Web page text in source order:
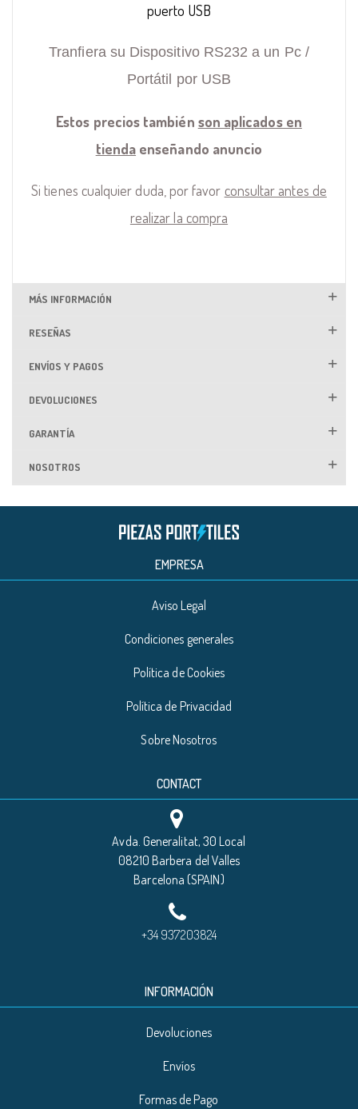
puerto USB
Tranfiera su Dispositivo RS232 a un Pc /
Portátil por USB
Estos precios también son aplicados en
tienda enseñando anuncio
Si tienes cualquier duda, por favor consultar antes de
realizar la compra
MÁS INFORMACIÓN
RESEÑAS
ENVÍOS Y PAGOS
DEVOLUCIONES
GARANTÍA
NOSOTROS
EMPRESA
Aviso Legal
Condiciones generales
Política de Cookies
Política de Privacidad
Sobre Nosotros
CONTACT
Avda. Generalitat, 30 Local
08210 Barbera del Valles
Barcelona (SPAIN)
+34 937203824
INFORMACIÓN
Devoluciones
Envíos
Formas de Pago